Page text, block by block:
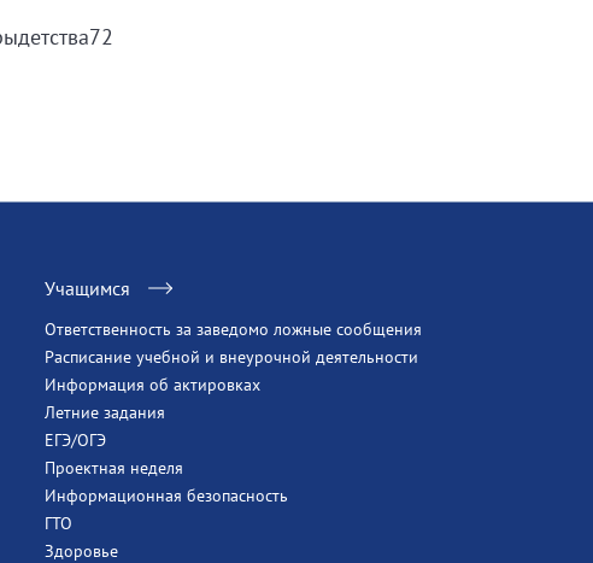
Учащимся
Ответственность за заведомо ложные сообщения
Расписание учебной и внеурочной деятельности
Информация об актировках
Летние задания
ЕГЭ/ОГЭ
Проектная неделя
Информационная безопасность
ГТО
Здоровье